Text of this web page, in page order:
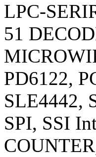
LPC-
51
PD6122,
SLE4442,
SPI, SSI